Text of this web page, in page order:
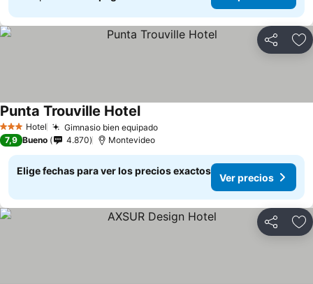
Compartir
3 Estrellas
Hotel Gimnasio bien equipadoVer precios
Punta Trouville HotelVer precios
7,9 Bueno 4.870 Montevideo
Elige fechas para ver los precios exactos
Ver precios
Compartir